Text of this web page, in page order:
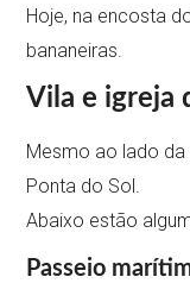
Hoje, na encosta
bananeiras.
Vila e igreja
Mesmo ao lado
Ponta do Sol.
Abaixo estão
Passeio